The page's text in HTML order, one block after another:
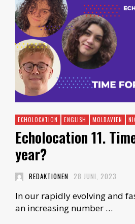
ECHOLOCATION ENGLISH MOLDAVIEN
Echolocation 11.
year?
REDAKTIONEN 28 JUNI, 2023
In our rapidly evolving and
an increasing number …